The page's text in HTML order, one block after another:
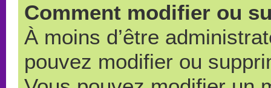
Comment modifier ou
À moins d’être
pouvez modifier ou